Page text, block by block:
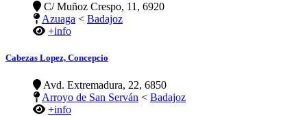
C/ Muñoz Crespo, 11, 6920
Azuaga < Badajoz
+info
Cabezas Lopez, Concepcio
Avd. Extremadura, 22, 6850
Arroyo de San Serván < Badajoz
+info